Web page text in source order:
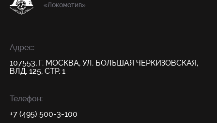
«Локомотив»
Адрес:
107553, Г. МОСКВА, УЛ. БОЛЬШАЯ ЧЕРКИЗОВСКАЯ,
ВЛД. 125, СТР. 1
Телефон:
+7 (495) 500-3-100